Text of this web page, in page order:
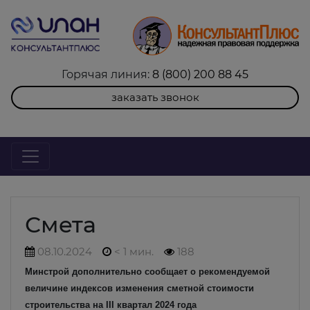
Горячая линия: 8 (800) 200 88 45
заказать звонок
Смета
08.10.2024 < 1 мин. 188
Минстрой дополнительно сообщает о рекомендуемой
величине индексов изменения сметной стоимости
строительства на III квартал 2024 года